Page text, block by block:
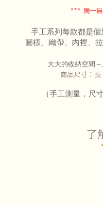
*** 獨一
手工系列每款都是個
圖樣、織帶、內裡、
大大的收納空間
商品尺寸：
（手工測量，尺
了